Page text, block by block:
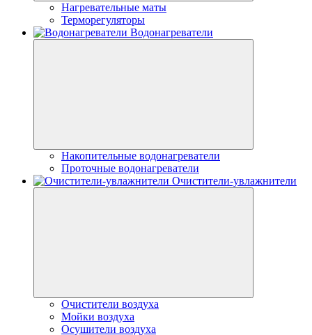
Нагревательные маты
Терморегуляторы
Водонагреватели
Накопительные водонагреватели
Проточные водонагреватели
Очистители-увлажнители
Очистители воздуха
Мойки воздуха
Осушители воздуха